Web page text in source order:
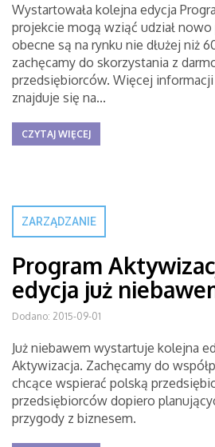
Wystartowała kolejna edycja
projekcie mogą wziąć udział
obecne są na rynku nie dłużej niż
zachęcamy do skorzystania z
przedsiębiorców. Więcej
znajduje się na...
CZYTAJ WIĘCEJ
ZARZĄDZANIE
Program
edycja już
Dodano: 2015-09-01
Już niebawem wystartuje kolejna
Aktywizacja. Zachęcamy do
chcące wspierać polską
przedsiębiorców dopiero
przygody z biznesem.